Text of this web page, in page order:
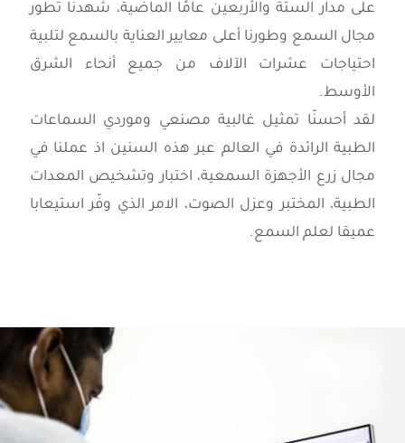
على مدار الستة والأربعين عامًا الماضية، شهدنا تطور
مجال السمع وطورنا أعلى معايير العناية بالسمع لتلبية
احتياجات عشرات الآلاف من جميع أنحاء الشرق
الأوسط.
لقد أحسنّا تمثيل غالبية مصنعي وموردي السماعات
الطبية الرائدة في العالم عبر هذه السنين اذ عملنا في
مجال زرع الأجهزة السمعية، اختبار وتشخيص المعدات
الطبية، المختبر وعزل الصوت، الامر الذي وفّر استيعابا
عميقا لعلم السمع.